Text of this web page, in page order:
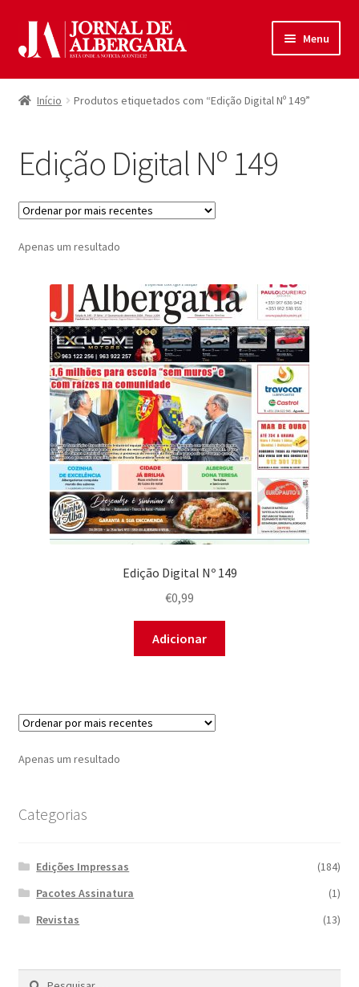
para
Saltar
para
Menu
Início
Política de Privacidade
Termos e Condições
Contactos
Entrar
Registar
Início Produtos etiquetados com “Edição Digital Nº 149”
Edição Digital Nº 149
Apenas um resultado
Edição Digital Nº 149
€0,99
Adicionar
Apenas um resultado
Categorias
Edições Impressas
(184)
Pacotes Assinatura
(1)
Revistas
(13)
Pesquisar